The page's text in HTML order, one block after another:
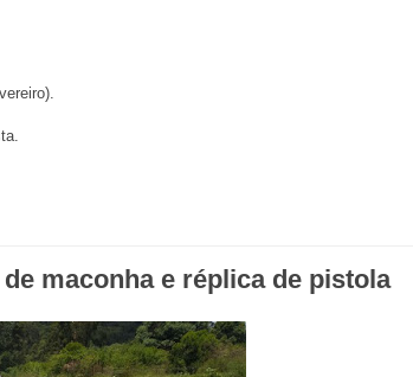
maconha e réplica de pistola